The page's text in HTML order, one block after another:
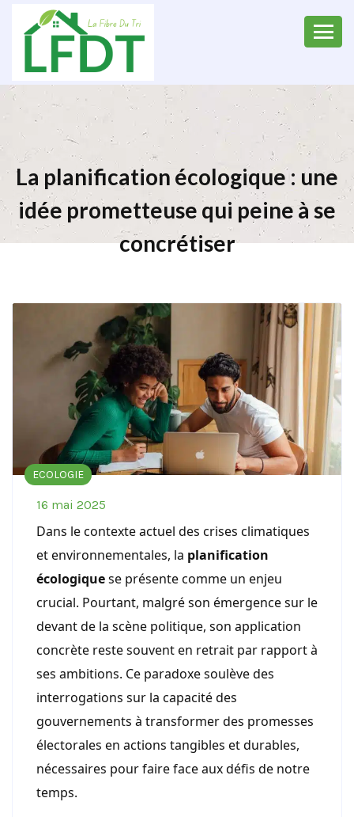
La planification écologique : une
idée prometteuse qui peine à se
concrétiser
ECOLOGIE
16 mai 2025
Dans le contexte actuel des crises climatiques
et environnementales, la planification
écologiquese présente comme un enjeu
crucial. Pourtant, malgré son émergence sur le
devant de la scène politique, son application
concrète reste souvent en retrait par rapport à
ses ambitions. Ce paradoxe soulève des
interrogations sur la capacité des
gouvernements à transformer des promesses
électorales en actions tangibles et durables,
nécessaires pour faire face aux défis de notre
temps.